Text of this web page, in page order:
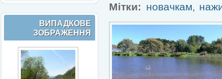
ВИПАДКОВЕ
ЗОБРАЖЕННЯ
Мітки: новачкам,